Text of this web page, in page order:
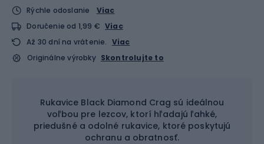
Rýchle odoslanie
Viac
Doručenie od 1,99 € Viac
Až 30 dní na vrátenie. Viac
Originálne výrobky Skontrolujte to
Rukavice Black Diamond Crag sú ideálnou
voľbou pre lezcov, ktorí hľadajú ľahké,
priedušné a odolné rukavice, ktoré poskytujú
ochranu a obratnosť.